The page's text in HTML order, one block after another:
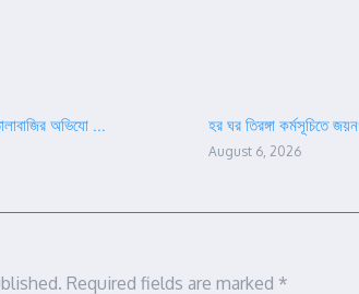
অভিযো ... হর ঘর তিরঙ্গা কর্মসূচিতে
August 6, 2026
Required fields are marked *